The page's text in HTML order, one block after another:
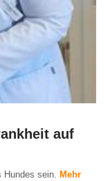
auf
Hundes sein. Mehr